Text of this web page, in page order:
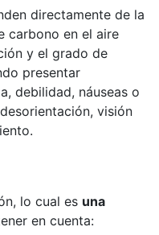
directamente de la
carbono en el aire
y el grado de
presentar
debilidad, náuseas o
visión
lo cual es una
en cuenta: